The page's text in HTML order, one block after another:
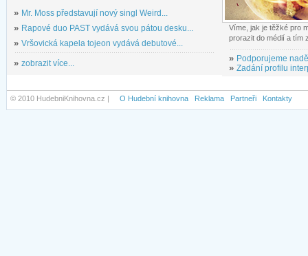
» Mr. Moss představují nový singl Weird...
» Rapové duo PAST vydává svou pátou desku...
» Vršovická kapela tojeon vydává debutové...
» zobrazit více...
Víme, jak je těžké pro
prorazit do médií a tím
» Podporujeme
» Zadání profilu
© 2010 HudebniKnihovna.cz | O Hudební knihovna Reklama Partneři Kontakty